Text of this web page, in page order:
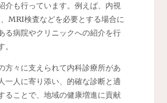
介も行っています。例えば、内視
MRI検査などを必要とする場合に
る病院やクリニックへの紹介を行
方々に支えられて内科診療所があ
一人に寄り添い、的確な診断と適
ることで、地域の健康増進に貢献